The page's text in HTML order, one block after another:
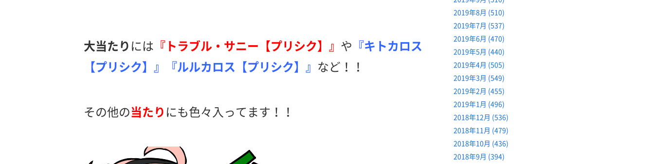
大当たりには 『トラブル・サニー【プリシク】』 や 『キトカロス
【プリシク】』『ルルカロス【プリシク】』 など！！
その他の当たりにも色々入ってます！！
2019年8月 (510)
2019年7月 (537)
2019年6月 (470)
2019年5月 (440)
2019年4月 (505)
2019年3月 (549)
2019年2月 (455)
2019年1月 (496)
2018年12月 (536)
2018年11月 (479)
2018年10月 (436)
2018年9月 (394)